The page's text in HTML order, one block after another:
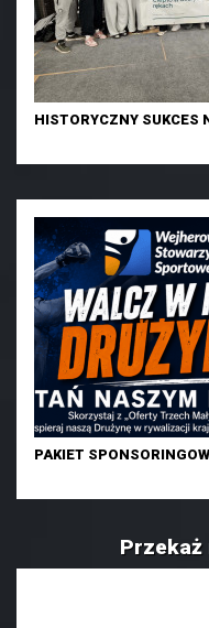
HISTORYCZNY SUKCES
PAKIET
Przekaż